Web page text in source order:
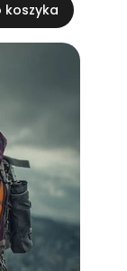
koszyka